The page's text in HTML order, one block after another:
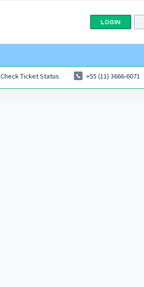
LOGIN
Check Ticket Status +55 (11) 3666-6071